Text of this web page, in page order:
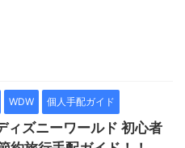
WDW 個人手配ガイド
ィズニーワールド 初心者